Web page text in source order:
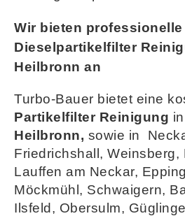
Wir bieten professionelle
Dieselpartikelfilter
Heilbronn an
Turbo-Bauer bietet eine
Partikelfilter Reinigung
Heilbronn, sowie in
Friedrichshall, Weinsberg,
Lauffen am Neckar,
Möckmühl, Schwaigern,
Ilsfeld, Obersulm,